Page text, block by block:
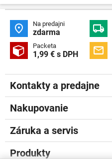
 Na predajni
zdarma 
 Packeta
1,99 € s DPH 
Kontakty a predajne
Nakupovanie
Záruka a servis
Produkty